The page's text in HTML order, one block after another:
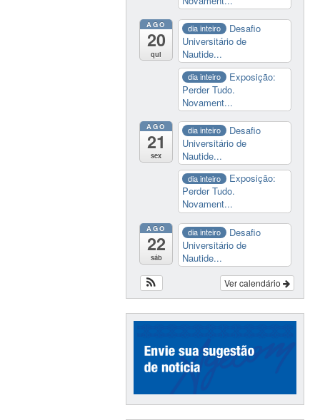
AGO
20
qui
dia inteiro
Desafio
Universitário de
Nautide...
dia inteiro
Exposição:
Perder Tudo.
Novament...
AGO
21
sex
dia inteiro
Desafio
Universitário de
Nautide...
dia inteiro
Exposição:
Perder Tudo.
Novament...
AGO
22
sáb
dia inteiro
Desafio
Universitário de
Nautide...
Ver calendário